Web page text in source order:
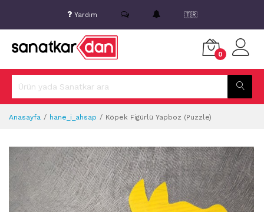
Yardım 🇹🇷
0
Anasayfa hane_i_ahsap Köpek Figürlü Yapboz (Puzzle)